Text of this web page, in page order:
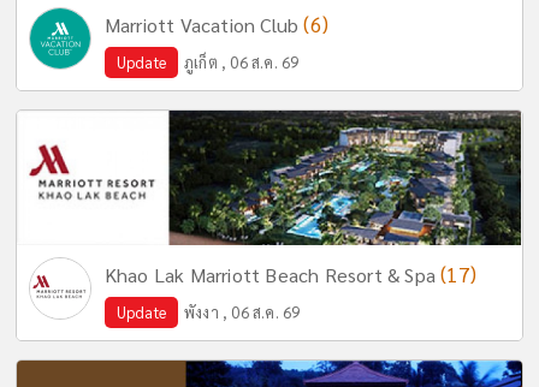
Marriott Vacation Club(6)
Update ภูเก็ต , 06 ส.ค. 69
Khao Lak Marriott Beach Resort & Spa(17)
Update พังงา , 06 ส.ค. 69